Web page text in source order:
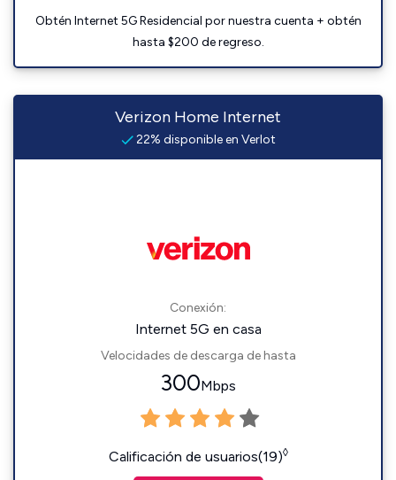
Obtén Internet 5G Residencial por nuestra cuenta + obtén
hasta $200 de regreso.
Verizon Home Internet
22% disponible en Verlot
Conexión:
Internet 5G en casa
Velocidades de descarga de hasta
300Mbps
Calificación de usuarios(19)◊